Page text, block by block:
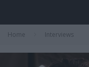
Home Interviews